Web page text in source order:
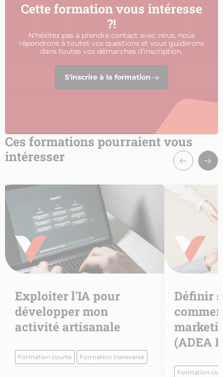
Cette formation vous intéresse
?!
N’hésitez pas à prendre contact avec nous, nous
répondrons à toutes vos questions et vous guiderons
dans toutes vos démarches d’inscription.
S'inscrire à la formation
Ces formations pourraient vous
intéresser
Exploiter l'IA pour
développer mon
activité artisanale
Formation courte Formation transverse
Définir
(ADEA
Formation